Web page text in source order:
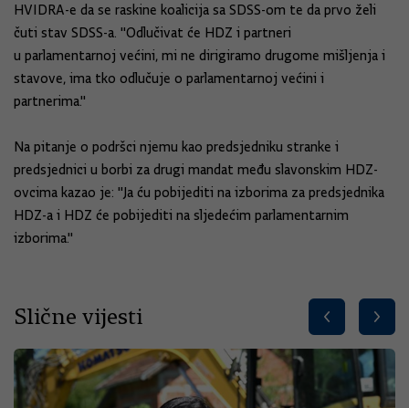
HVIDRA-e da se raskine koalicija sa SDSS-om te da prvo želi
čuti stav SDSS-a. "Odlučivat će HDZ i partneri
u parlamentarnoj većini, mi ne dirigiramo drugome mišljenja i
stavove, ima tko odlučuje o parlamentarnoj većini i
partnerima."
Na pitanje o podršci njemu kao predsjedniku stranke i
predsjednici u borbi za drugi mandat među slavonskim HDZ-
ovcima kazao je: "Ja ću pobijediti na izborima za predsjednika
HDZ-a i HDZ će pobijediti na sljedećim parlamentarnim
izborima."
Slične vijesti